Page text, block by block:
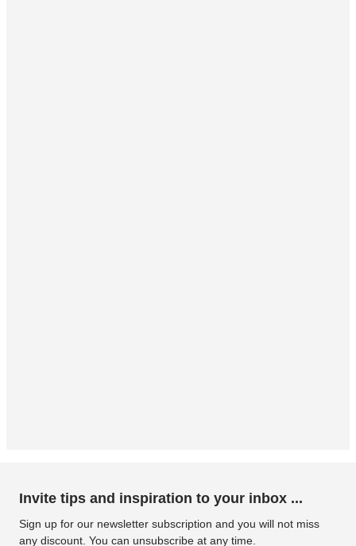
Invite tips and inspiration to your inbox ...
Sign up for our newsletter subscription and you will not miss
any discount. You can unsubscribe at any time.